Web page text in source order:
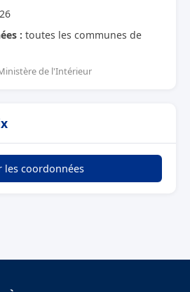
: toutes les communes de
de l'Intérieur
les coordonnées